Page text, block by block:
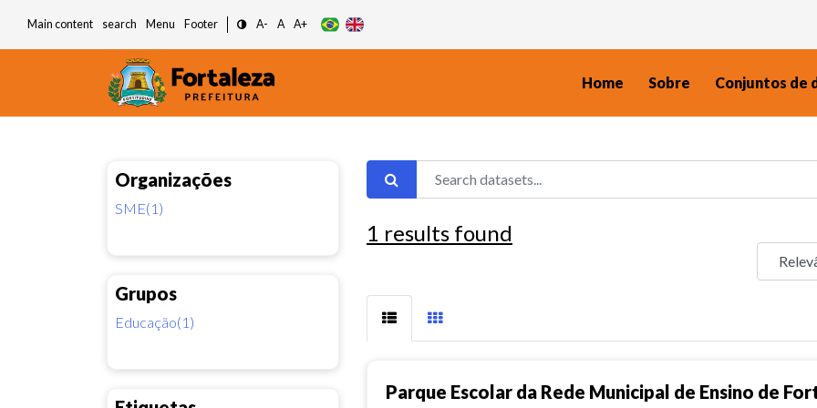
Main content search Menu Footer A- A A+
Home Sobre Conjuntos de
Organizações
SME(1)
Grupos
Educação(1)
1 results found
Parque Escolar da Rede Municipal de Ensino de